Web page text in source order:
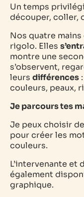
Un temps
découper, coller,
Nos quatre
rigolo. Elles
montre une
s’observent,
leurs différences
couleurs, peaux,
Je parcours tes
Je peux choisir
pour créer les
couleurs.
L’intervenante et
également
graphique.